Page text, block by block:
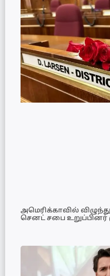
அமெரிக்காவில்
செனட் சபை உறுப்பினர்